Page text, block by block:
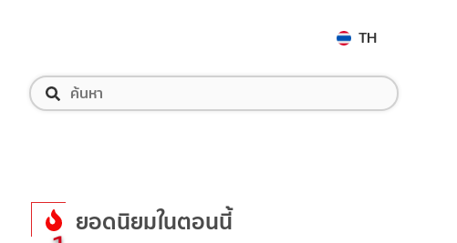
TH
ยอดนิยมในตอนนี้